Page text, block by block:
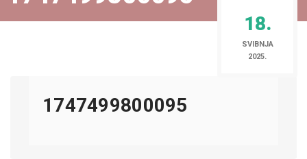
18.
SVIBNJA
2025.
1747499800095